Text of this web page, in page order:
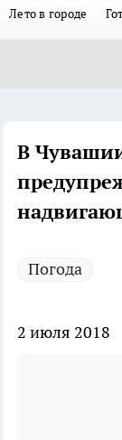
Лето в городе
В
Погода
2 июля 2018